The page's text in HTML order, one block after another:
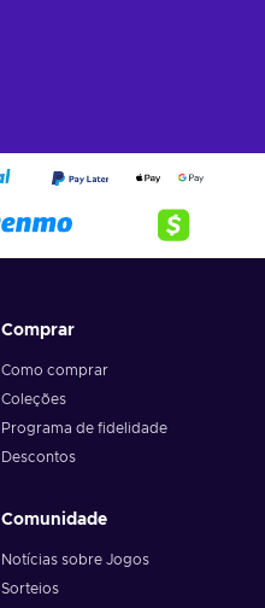
Comprar
Como comprar
Coleções
Programa de fidelidade
Descontos
Comunidade
Notícias sobre Jogos
Sorteios